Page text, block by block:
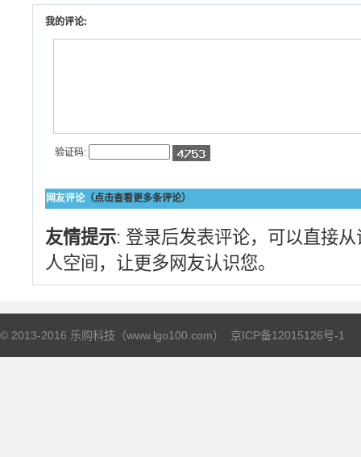
我的评论:
验证码:
网友评论（点击查看更多条评论）
友情提示: 登录后发表评论，可以直接
人空间，让更多网友认识您。
© 2013-2016 乐购科技（www.lgo100.com） 京ICP备12015126号-1